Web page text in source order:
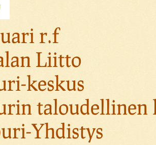
r.f
Liitto
keskus
taloudellinen
Yhdistys